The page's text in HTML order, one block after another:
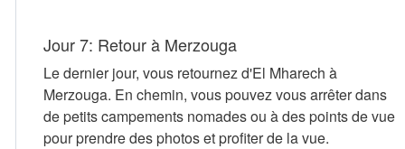
Jour 7: Retour à Merzouga
Le dernier jour, vous retournez d'El Mharech à
Merzouga. En chemin, vous pouvez vous arrêter dans
de petits campements nomades ou à des points de vue
pour prendre des photos et profiter de la vue.